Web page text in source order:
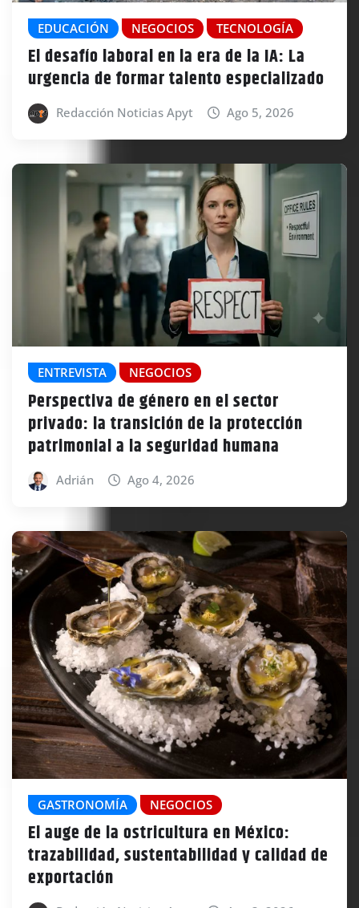
EDUCACIÓN NEGOCIOS TECNOLOGÍA
El desafío laboral en la era de la IA: La
urgencia de formar talento especializado
Redacción Noticias Apyt Ago 5, 2026
ENTREVISTA NEGOCIOS
Perspectiva de género en el sector
privado: la transición de la protección
patrimonial a la seguridad humana
Adrián Ago 4, 2026
GASTRONOMÍA NEGOCIOS
El auge de la ostricultura en México:
trazabilidad, sustentabilidad y calidad de
exportación